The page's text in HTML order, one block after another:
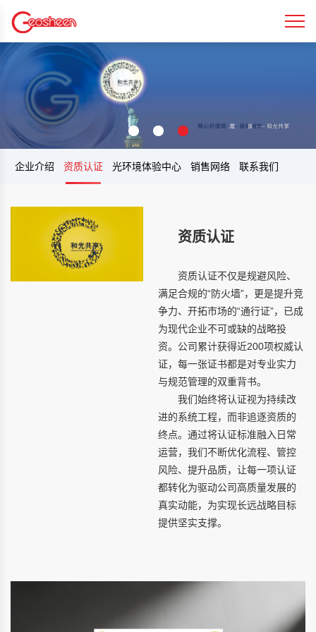
企业介绍 资质认证 光环境体验中心 销售网络 联系我们
资质认证
资质认证不仅是规避风险、
满足合规的“防火墙”，更是提升竞
争力、开拓市场的“通行证”，已成
为现代企业不可或缺的战略投
资。公司累计获得近200项权威认
证，每一张证书都是对专业实力
与规范管理的双重背书。
我们始终将认证视为持续改
进的系统工程，而非追逐资质的
终点。通过将认证标准融入日常
运营，我们不断优化流程、管控
风险、提升品质，让每一项认证
都转化为驱动公司高质量发展的
真实动能，为实现长远战略目标
提供坚实支撑。